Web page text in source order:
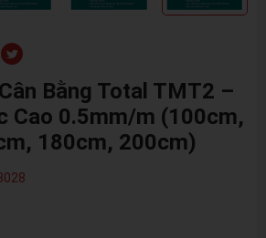
Bằng Total TMT2 –
Cao 0.5mm/m (100cm,
180cm, 200cm)